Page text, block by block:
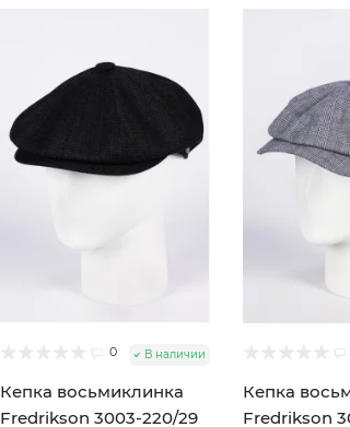
0 В наличии
Кепка восьмиклинка
Fredrikson 3003-220/29
Кепка
Fredrikson